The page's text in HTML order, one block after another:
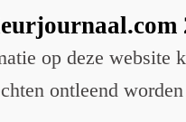
op deze website
ontleend worden